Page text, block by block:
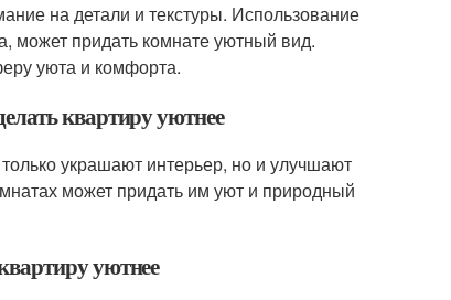
на детали и текстуры. Использование
может придать комнате уютный вид.
уюта и комфорта.
квартиру уютнее
украшают интерьер, но и улучшают
может придать им уют и природный
уютнее